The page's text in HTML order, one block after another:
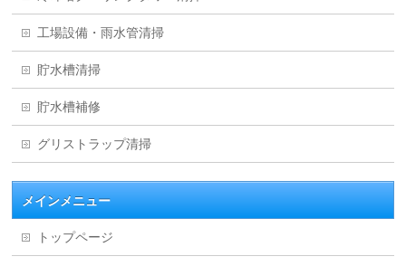
工場設備・雨水管清掃
貯水槽清掃
貯水槽補修
グリストラップ清掃
メインメニュー
トップページ